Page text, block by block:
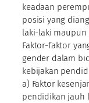
keadaan
posisi yang
laki-laki maupun
Faktor-faktor
gender dalam
kebijakan
a) Faktor
pendidikan jauh